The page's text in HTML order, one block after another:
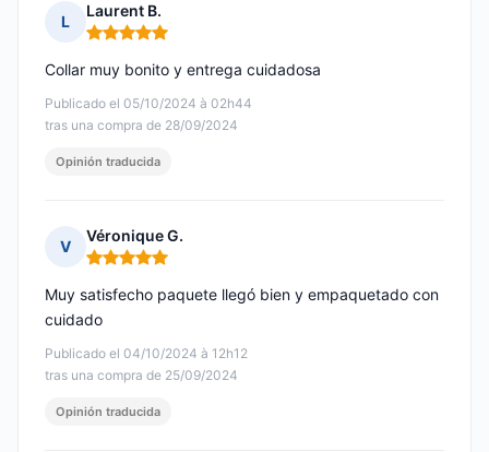
L
Laurent B.
Nota: 5 de 5
Publicado el 05/10/2024 à 02h44
tras una compra de 28/09/2024
Collar muy bonito y entrega cuidadosa
Opinión traducida
V
Véronique G.
Nota: 5 de 5
Publicado el 04/10/2024 à 12h12
tras una compra de 25/09/2024
Muy satisfecho paquete llegó bien y empaquetado con
cuidado
Opinión traducida